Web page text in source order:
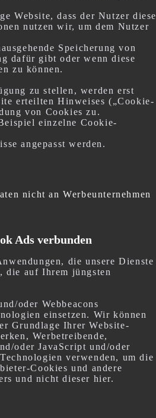
Website, dass der Nutzer diese
nutzen wir, um dem Nutzer
Speicherung von
dafür gibt oder wenn diese
zu können.
zu stellen, werden erst
erteilten Hinweises („Cookie-
von Cookies zu.
einzelne Cookie-
angepasst werden.
nicht an Werbeunternehmen
Ads verbunden
die unsere Dienste
die auf Ihrem jüngsten
oder Webbeacons
einsetzen. Wir können
Grundlage Ihrer Website-
Werbetreibende,
oder JavaScript und/oder
verwenden, um die
Cookies und andere
und nicht dieser hier.